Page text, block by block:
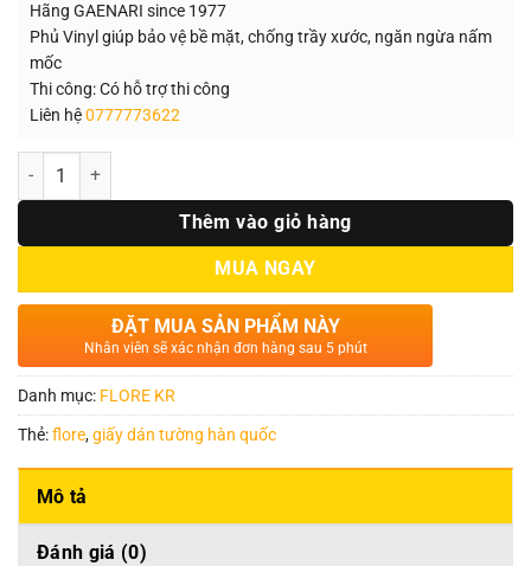
Hãng GAENARI since 1977
Phủ Vinyl giúp bảo vệ bề mặt, chống trầy xước, ngăn ngừa nấm
mốc
Thi công: Có hỗ trợ thi công
Liên hệ0777773622
Số lượng
Thêm vào giỏ hàng
MUA NGAY
ĐẶT MUA SẢN PHẨM NÀY
Nhân viên sẽ xác nhận đơn hàng sau 5 phút
Danh mục: FLORE KR
Thẻ:flore,giấy dán tường hàn quốc
Mô tả
Đánh giá (0)